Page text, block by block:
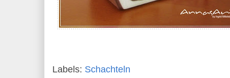
Labels: Schachteln